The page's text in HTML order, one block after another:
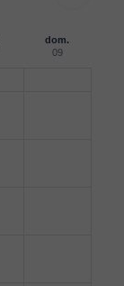
dom.
09